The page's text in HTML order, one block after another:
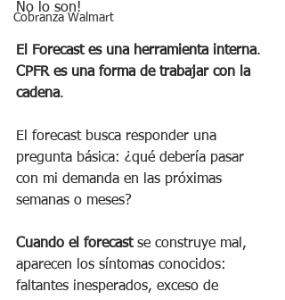
Cobranza Walmart
No lo son!
El Forecast es una herramienta interna.
CPFR es una forma de trabajar con la
cadena.
El forecast busca responder una
pregunta básica: ¿qué debería pasar
con mi demanda en las próximas
semanas o meses?
Cuando el forecast se construye mal,
aparecen los síntomas conocidos:
faltantes inesperados, exceso de